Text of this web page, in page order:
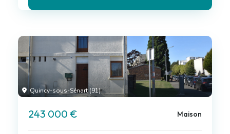
Quincy-sous-Sénart (91)
243 000 € Maison